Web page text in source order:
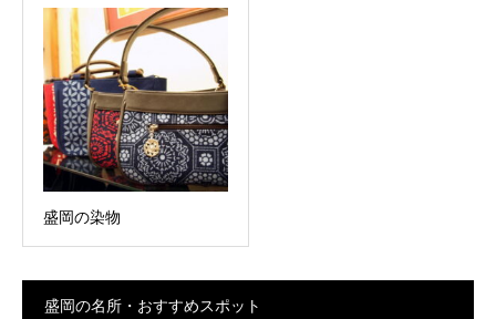
盛岡の染物
盛岡の名所・おすすめスポット